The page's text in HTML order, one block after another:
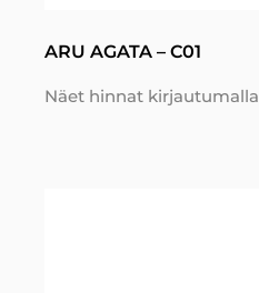
ARU AGATA – C01
Näet hinnat kirjautumalla